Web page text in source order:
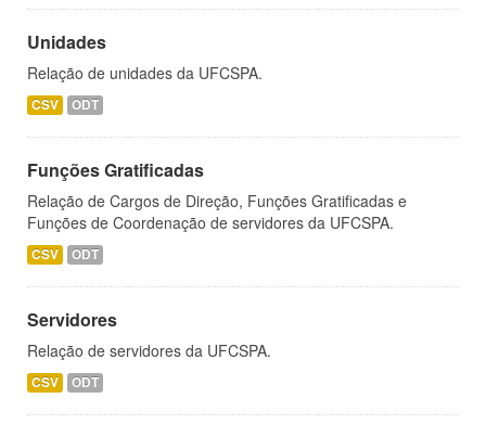
Unidades
Relação de unidades da UFCSPA.
CSV ODT
Funções Gratificadas
Relação de Cargos de Direção, Funções Gratificadas e
Funções de Coordenação de servidores da UFCSPA.
CSV ODT
Servidores
Relação de servidores da UFCSPA.
CSV ODT